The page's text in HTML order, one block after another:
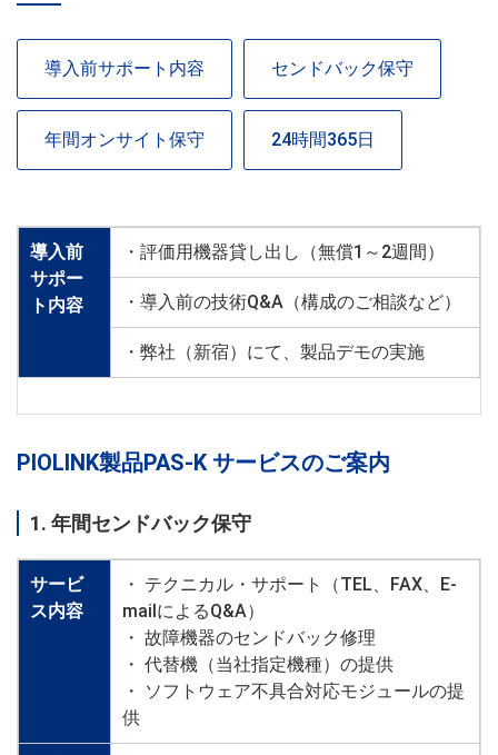
導入前サポート内容 センドバック保守
年間オンサイト保守 24時間365日
導入前
サポー
ト内容
・評価用機器貸し出し（無償1～2週間）
・導入前の技術Q&A（構成のご相談など）
・弊社（新宿）にて、製品デモの実施
PIOLINK製品PAS-K サービスのご案内
1. 年間センドバック保守
サービ
ス内容
・ テクニカル・サポート（TEL、FAX、E-
mailによるQ&A）
・ 故障機器のセンドバック修理
・ 代替機（当社指定機種）の提供
・ ソフトウェア不具合対応モジュールの提
供